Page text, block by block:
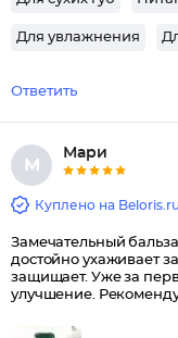
Для увлажнения
Ответить
М
Мари
Куплено на Beloris.ru
Замечательный
достойно ухаживает
защищает. Уже за
улучшение.